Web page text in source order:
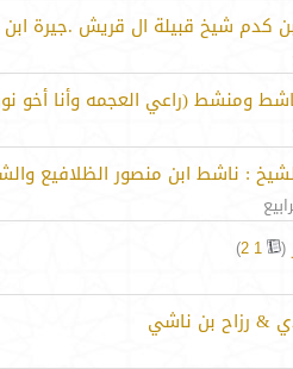
كدم شيخ قبيلة ال قريش .جيرة
ومنشط (راعي العجمه وأنا أخو
: ناشط ابن منصور الظلافيع
‏
(
1
2
)
& رزاح بن ناشي